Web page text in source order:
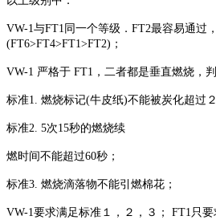
VW-1与FT1同一个等级．FT2最容易通过
(FT6>FT4>FT1>FT2)；
VW-1 严格于 FT1，二者都是垂直燃烧，
标准1. 燃烧标记(牛皮纸)不能被炭化超过２
标准2. 5次15秒的燃烧续
燃时间不能超过60秒；
标准3. 燃烧滴落物不能引燃棉花；
VW-1要求满足标准１，２，３； FT1只要